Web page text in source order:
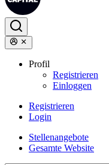
Profil
Registrieren
Einloggen
Registrieren
Login
Stellenangebote
Gesamte Website